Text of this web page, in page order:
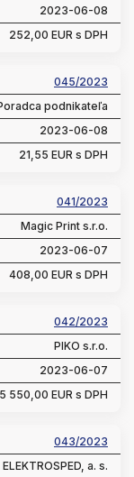
2023-06-08
252,00 EUR s DPH
045/2023
podnikateľa
2023-06-08
21,55 EUR s DPH
041/2023
Magic Print s.r.o.
2023-06-07
408,00 EUR s DPH
042/2023
PIKO s.r.o.
2023-06-07
5 550,00 EUR s DPH
043/2023
ELEKTROSPED, a. s.